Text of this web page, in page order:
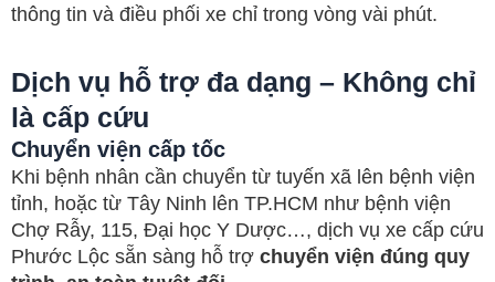
thông tin và điều phối xe chỉ trong vòng vài phút.
Dịch vụ hỗ trợ đa dạng – Không chỉ
là cấp cứu
Chuyển viện cấp tốc
Khi bệnh nhân cần chuyển từ tuyến xã lên bệnh viện
tỉnh, hoặc từ Tây Ninh lên TP.HCM như bệnh viện
Chợ Rẫy, 115, Đại học Y Dược…, dịch vụ xe cấp cứu
Phước Lộc sẵn sàng hỗ trợ chuyển viện đúng quy